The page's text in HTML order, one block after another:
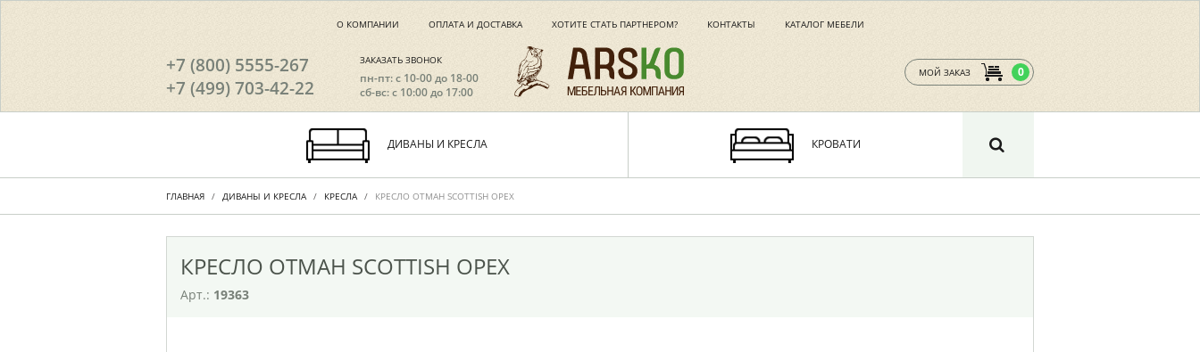
О КОМПАНИИ ОПЛАТА И ДОСТАВКА ХОТИТЕ СТАТЬ ПАРТНЕРОМ? КОНТАКТЫ КАТАЛОГ МЕБЕЛИ
+7 (800) 5555-267
+7 (499) 703-42-22
ЗАКАЗАТЬ ЗВОНОК
пн-пт: с 10-00 до 18-00
сб-вс: с 10:00 до 17:00
МОЙ ЗАКАЗ 0
ДИВАНЫ И КРЕСЛА КРОВАТИ
ГЛАВНАЯ ДИВАНЫ И КРЕСЛА КРЕСЛА КРЕСЛО ОТМАН SCOTTISH ОРЕХ
КРЕСЛО ОТМАН SCOTTISH ОРЕХ
Арт.: 19363